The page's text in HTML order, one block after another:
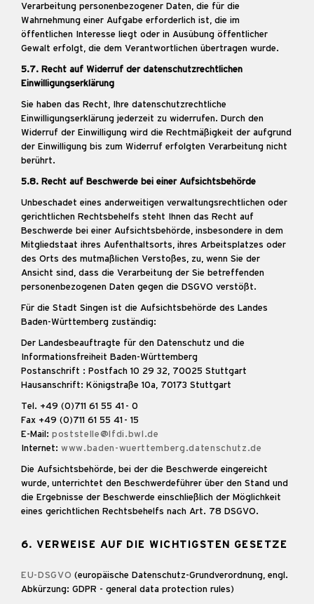
Verarbeitung personenbezogener Daten, die für die
Wahrnehmung einer Aufgabe erforderlich ist, die im
öffentlichen Interesse liegt oder in Ausübung öffentlicher
Gewalt erfolgt, die dem Verantwortlichen übertragen wurde.
5.7. Recht auf Widerruf der datenschutzrechtlichen
Einwilligungserklärung
Sie haben das Recht, Ihre datenschutzrechtliche
Einwilligungserklärung jederzeit zu widerrufen. Durch den
Widerruf der Einwilligung wird die Rechtmäßigkeit der aufgrund
der Einwilligung bis zum Widerruf erfolgten Verarbeitung nicht
berührt.
5.8. Recht auf Beschwerde bei einer Aufsichtsbehörde
Unbeschadet eines anderweitigen verwaltungsrechtlichen oder
gerichtlichen Rechtsbehelfs steht Ihnen das Recht auf
Beschwerde bei einer Aufsichtsbehörde, insbesondere in dem
Mitgliedstaat ihres Aufenthaltsorts, ihres Arbeitsplatzes oder
des Orts des mutmaßlichen Verstoßes, zu, wenn Sie der
Ansicht sind, dass die Verarbeitung der Sie betreffenden
personenbezogenen Daten gegen die DSGVO verstößt.
Für die Stadt Singen ist die Aufsichtsbehörde des Landes
Baden-Württemberg zuständig:
Der Landesbeauftragte für den Datenschutz und die
Informationsfreiheit Baden-Württemberg
Postanschrift : Postfach 10 29 32, 70025 Stuttgart
Hausanschrift: Königstraße 10a, 70173 Stuttgart
Tel. +49 (0)711 61 55 41 - 0
Fax +49 (0)711 61 55 41 - 15
E-Mail: poststelle@lfdi.bwl.de
Internet: www.baden-wuerttemberg.datenschutz.de
Die Aufsichtsbehörde, bei der die Beschwerde eingereicht
wurde, unterrichtet den Beschwerdeführer über den Stand und
die Ergebnisse der Beschwerde einschließlich der Möglichkeit
eines gerichtlichen Rechtsbehelfs nach Art. 78 DSGVO.
6. VERWEISE AUF DIE WICHTIGSTEN GESETZE
EU-DSGVO (europäische Datenschutz-Grundverordnung, engl.
Abkürzung: GDPR - general data protection rules)